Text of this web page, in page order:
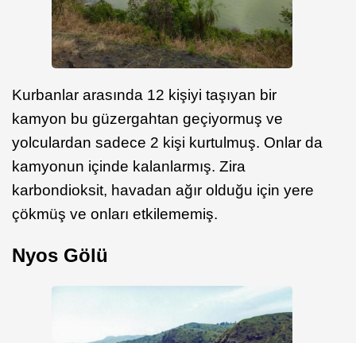
Kurbanlar arasında 12 kişiyi taşıyan bir
kamyon bu güzergahtan geçiyormuş ve
yolculardan sadece 2 kişi kurtulmuş. Onlar da
kamyonun içinde kalanlarmış. Zira
karbondioksit, havadan ağır olduğu için yere
çökmüş ve onları etkilememiş.
Nyos Gölü